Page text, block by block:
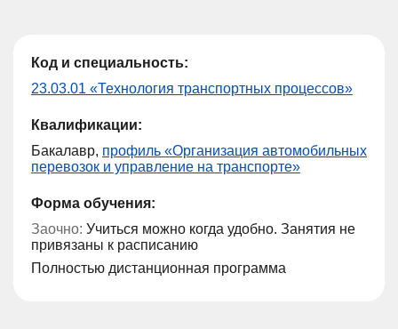
Код и специальность:
23.03.01 «Технология транспортных процессов»
Квалификации:
Бакалавр, профиль «Организация автомобильных
перевозок и управление на транспорте»
Форма обучения:
Заочно: Учиться можно когда удобно. Занятия не
привязаны к расписанию
Полностью дистанционная программа